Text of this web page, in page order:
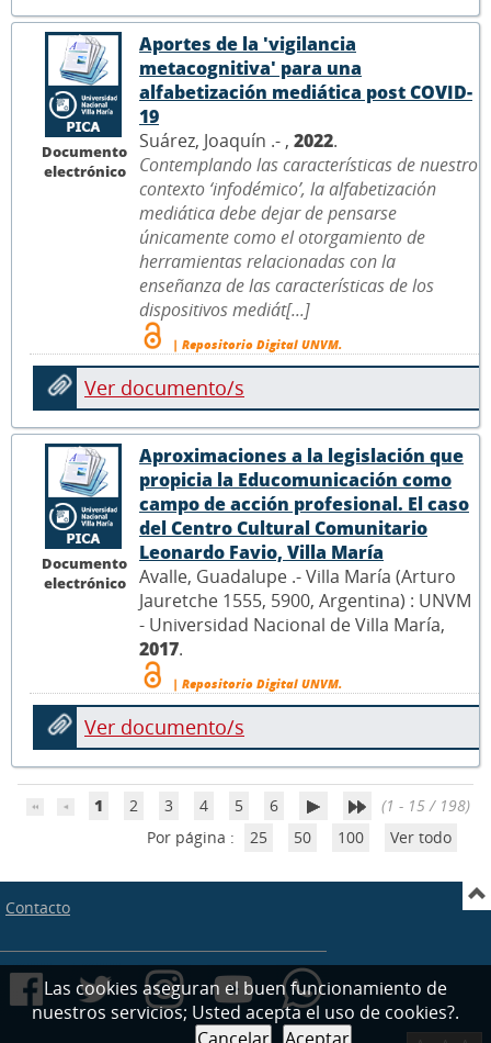
Documento
electrónico
Aportes de la 'vigilancia
metacognitiva' para una
alfabetización mediática post COVID-
19
Suárez, Joaquín .- , 2022.
Contemplando las características de nuestro
contexto ‘infodémico’, la alfabetización
mediática debe dejar de pensarse
únicamente como el otorgamiento de
herramientas relacionadas con la
enseñanza de las características de los
dispositivos mediát[...]
| Repositorio Digital UNVM.
Ver documento/s
Documento
electrónico
Aproximaciones a la legislación que
propicia la Educomunicación como
campo de acción profesional. El caso
del Centro Cultural Comunitario
Leonardo Favio, Villa María
Avalle, Guadalupe .- Villa María (Arturo
Jauretche 1555, 5900, Argentina) : UNVM
- Universidad Nacional de Villa María,
2017.
| Repositorio Digital UNVM.
Ver documento/s
1 2 3 4 5 6
(1 - 15 / 198)
Por página :
25 50 100 Ver todo
Contacto
Las cookies aseguran el buen funcionamiento de
nuestros servicios; Usted acepta el uso de cookies?.